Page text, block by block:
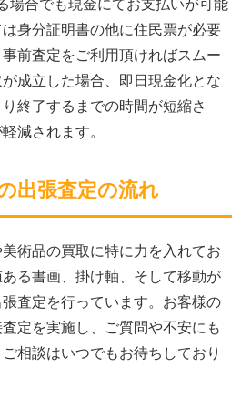
場合でも現金にてお支払いが可能
身分証明書の他に住民票が必要
前査定をご利用頂ければスムー
成立した場合、即日現金化とな
終了するまでの時間が短縮さ
減されます。
出張査定の流れ
術品の買取に特に力を入れてお
る書画、掛け軸、そして移動が
査定を行っています。お客様の
定を実施し、ご質問や不安にも
相談はいつでもお待ちしており